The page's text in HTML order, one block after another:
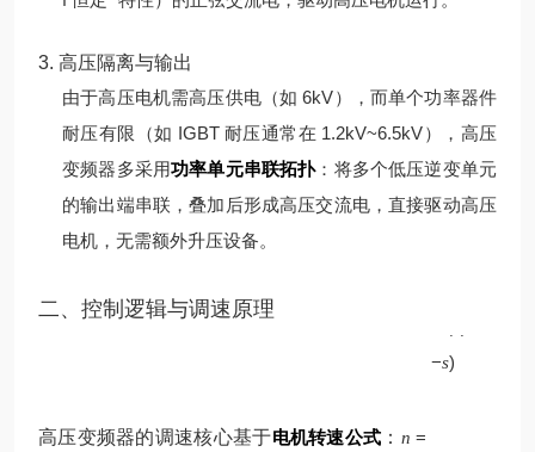
3. 高压隔离与输出
由于高压电机需高压供电（如 6kV），而单个功率器件
耐压有限（如 IGBT 耐压通常在 1.2kV~6.5kV），高压
变频器多采用功率单元串联拓扑：将多个低压逆变单元
的输出端串联，叠加后形成高压交流电，直接驱动高压
电机，无需额外升压设备。
二、控制逻辑与调速原理
高压变频器的调速核心基于电机转速公式 ： n =
−s)